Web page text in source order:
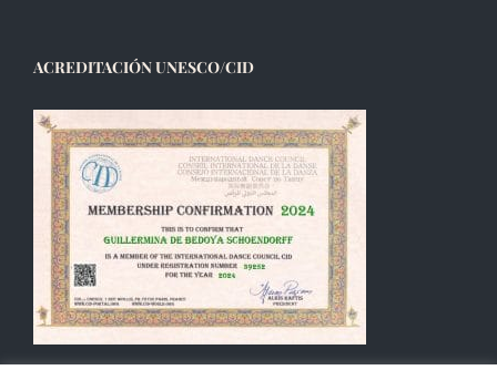
ACREDITACIÓN UNESCO/CID